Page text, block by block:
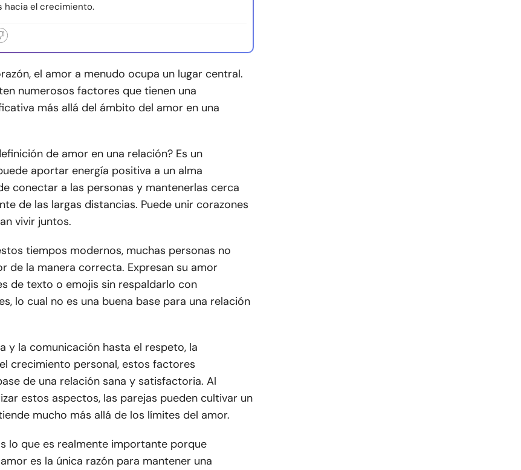
hacia el crecimiento.
el amor a menudo ocupa un lugar central.
numerosos factores que tienen una
más allá del ámbito del amor en una
de amor en una relación? Es un
aportar energía positiva a un alma
conectar a las personas y mantenerlas cerca
de las largas distancias. Puede unir corazones
vivir juntos.
tiempos modernos, muchas personas no
de la manera correcta. Expresan su amor
de texto o emojis sin respaldarlo con
lo cual no es una buena base para una relación
y la comunicación hasta el respeto, la
crecimiento personal, estos factores
de una relación sana y satisfactoria. Al
estos aspectos, las parejas pueden cultivar un
mucho más allá de los límites del amor.
lo que es realmente importante porque
es la única razón para mantener una